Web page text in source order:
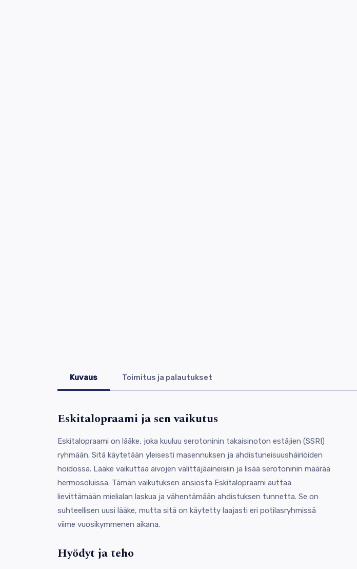
Kuvaus Toimitus ja palautukset
Eskitalopraami ja sen vaikutus
Eskitalopraami on lääke, joka kuuluu serotoninin takaisinoton estäjien (SSRI)
ryhmään. Sitä käytetään yleisesti masennuksen ja ahdistuneisuushäiriöiden
hoidossa. Lääke vaikuttaa aivojen välittäjäaineisiin ja lisää serotoninin määrää
hermosoluissa. Tämän vaikutuksen ansiosta Eskitalopraami auttaa
lievittämään mielialan laskua ja vähentämään ahdistuksen tunnetta. Se on
suhteellisen uusi lääke, mutta sitä on käytetty laajasti eri potilasryhmissä
viime vuosikymmenen aikana.
Hyödyt ja teho